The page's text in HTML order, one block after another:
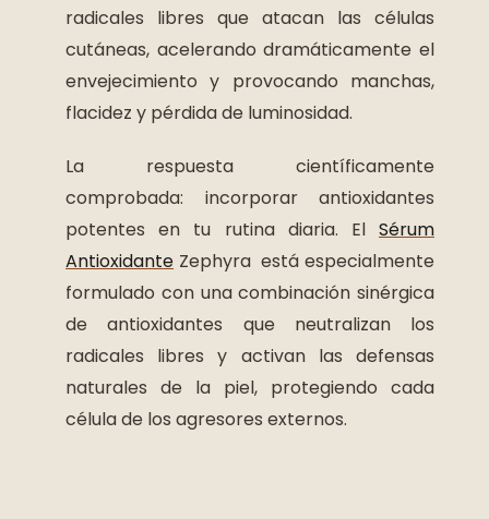
radicales libres que atacan las células
cutáneas, acelerando dramáticamente el
envejecimiento y provocando manchas,
flacidez y pérdida de luminosidad.
La respuesta científicamente
comprobada: incorporar antioxidantes
potentes en tu rutina diaria. El Sérum
Antioxidante Zephyra está especialmente
formulado con una combinación sinérgica
de antioxidantes que neutralizan los
radicales libres y activan las defensas
naturales de la piel, protegiendo cada
célula de los agresores externos.